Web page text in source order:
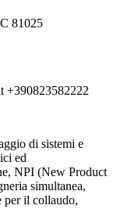
81025
+390823582222
di sistemi e
ed
NPI (New Product
simultanea,
per il collaudo,